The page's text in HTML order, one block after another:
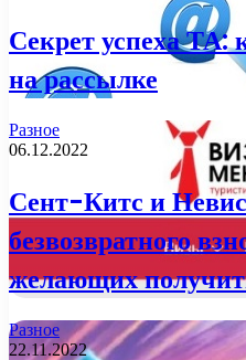
Секрет успеха ТА:
на рассылке
Разное
06.12.2022
Сент-Китс и
безвозвратного
желающих
Разное
22.11.2022